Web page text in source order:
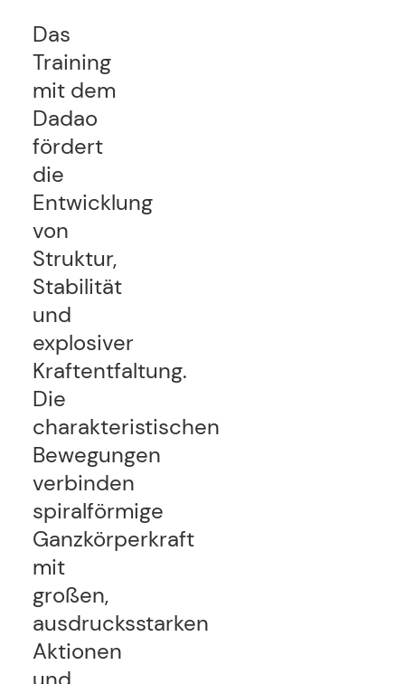
Das
Training
mit dem
Dadao
fördert
die
Entwicklung
von
Struktur,
Stabilität
und
explosiver
Kraftentfaltung.
Die
charakteristischen
Bewegungen
verbinden
spiralförmige
Ganzkörperkraft
mit
großen,
ausdrucksstarken
Aktionen